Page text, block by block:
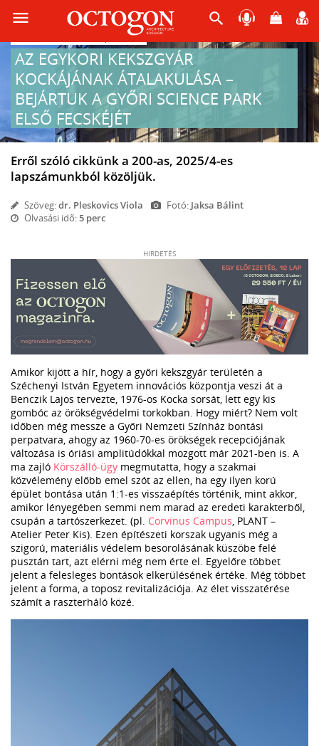
menu search
Építészet
AZ EGYKORI KEKSZGYÁR
KOCKÁJÁNAK ÁTALAKULÁSA –
BEJÁRTUK A GYŐRI SCIENCE PARK
ELSŐ FECSKÉJÉT
Erről szóló cikkünk a 200-as, 2025/4-es
lapszámunkból közöljük.
Szöveg:dr. Pleskovics Viola Fotó: Jaksa Bálint
Olvasási idő:5 perc
HIRDETÉS
Amikor kijött a hír, hogy a győri kekszgyár területén a
Széchenyi István Egyetem innovációs központja veszi át a
Benczik Lajos tervezte, 1976-os Kocka sorsát, lett egy kis
gombóc az örökségvédelmi torkokban. Hogy miért? Nem volt
időben még messze a Győri Nemzeti Színház bontási
perpatvara, ahogy az 1960-70-es örökségek recepciójának
változása is óriási amplitúdókkal mozgott már 2021-ben is. A
ma zajló Körszálló-ügy megmutatta, hogy a szakmai
közvélemény előbb emel szót az ellen, ha egy ilyen korú
épület bontása után 1:1-es visszaépítés történik, mint akkor,
amikor lényegében semmi nem marad az eredeti karakterből,
csupán a tartószerkezet. (pl. Corvinus Campus, PLANT –
Atelier Peter Kis). Ezen építészeti korszak ugyanis még a
szigorú, materiális védelem besorolásának küszöbe felé
pusztán tart, azt elérni még nem érte el. Egyelőre többet
jelent a felesleges bontások elkerülésének értéke. Még többet
jelent a forma, a toposz revitalizációja. Az élet visszatérése
számít a raszterháló közé.